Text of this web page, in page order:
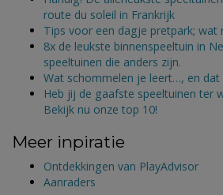
route du soleil in Frankrijk
Tips voor een dagje pretpark; wat
8x de leukste binnenspeeltuin in
speeltuinen die anders zijn.
Wat schommelen je leert…, en dat
Heb jij de gaafste speeltuinen ter
Bekijk nu onze top 10!
Meer inpiratie
Ontdekkingen van PlayAdvisor
Aanraders